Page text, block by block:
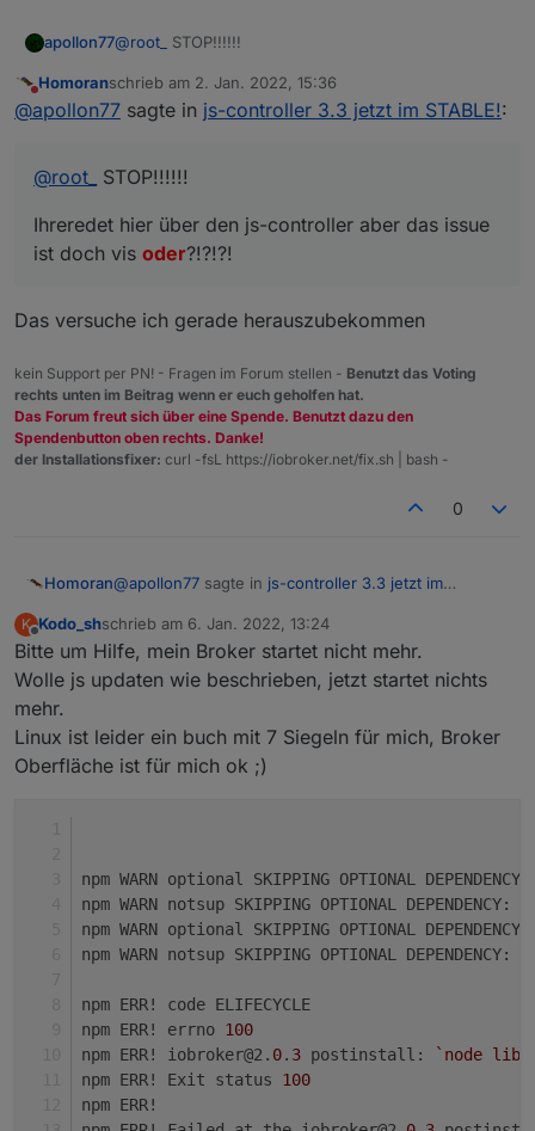
apollon77@root_ STOP!!!!!!
Ihreredet hier über den js-controller aber das issue
ist doch vis oder?!?!?!
Nicht stören
Homoranschrieb am 2. Jan. 2022, 15:36
zuletzt editiert von
@apollon77 sagte in js-controller 3.3 jetzt im STABLE!:
@root_
STOP!!!!!!
Ihreredet hier über den js-controller aber das issue
ist doch vis oder?!?!?!
Das versuche ich gerade herauszubekommen
kein Support per PN! - Fragen im Forum stellen - Benutzt das Voting
rechts unten im Beitrag wenn er euch geholfen hat.
Das Forum freut sich über eine Spende. Benutzt dazu den
Spendenbutton oben rechts. Danke!
der Installationsfixer: curl -fsL https://iobroker.net/fix.sh | bash -
0
Homoran@apollon77 sagte in js-controller 3.3 jetzt im
@ root_STOP!!!!!!
Ihreredet hier über den js-controller aber das
Das versuche ich gerade herauszubekommen
K
Offline
Kodo_shschrieb am 6. Jan. 2022, 13:24
zuletzt editiert von
Bitte um Hilfe, mein Broker startet nicht mehr.
Wolle js updaten wie beschrieben, jetzt startet nichts
mehr.
Linux ist leider ein buch mit 7 Siegeln für mich, Broker
Oberfläche ist für mich ok ;)
npm WARN optional SKIPPING OPTIONAL
npm WARN notsup SKIPPING OPTIONAL
npm WARN optional SKIPPING OPTIONAL
npm WARN notsup SKIPPING OPTIONAL
npm ERR! code ELIFECYCLE
npm ERR! errno 100
npm ERR! iobroker@2. 0. 3 postinstall:
`node
npm ERR! Exit status 100
npm ERR!